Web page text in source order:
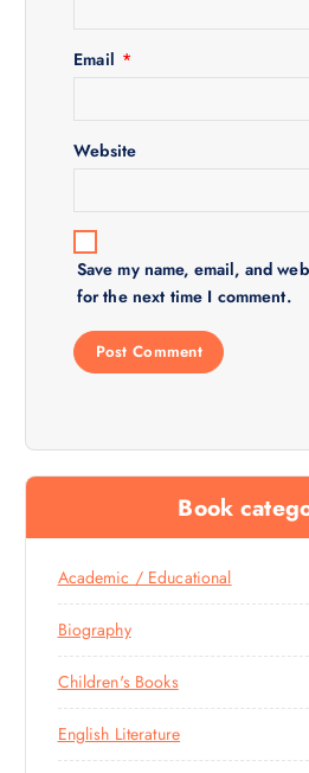
Email *
Website
Save my name, email, and
for the next time I comment.
Book
Academic / Educational
Biography
Children's Books
English Literature